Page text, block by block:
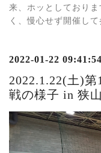
来、ホッとしており
く、慢心せず開催して
2022-01-22 09:41:54
2022.1.22(土)
戦の様子 in 狭